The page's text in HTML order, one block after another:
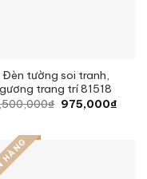
Đèn tường soi tranh,
gương trang trí 81518
₫ Original
price
975,000₫